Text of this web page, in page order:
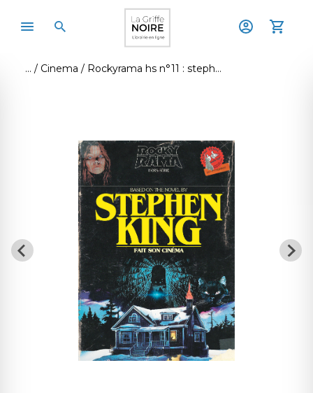
Cinema Rockyrama hs n°11 : stephen king